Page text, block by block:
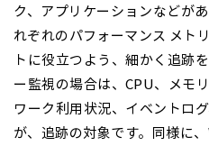
ク、アプリケーションなどが
れぞれのパフォーマンス メト
トに役立つよう、細かく追跡
ー監視の場合は、CPU、メモ
ワーク利用状況、イベントロ
が、追跡の対象です。同様に